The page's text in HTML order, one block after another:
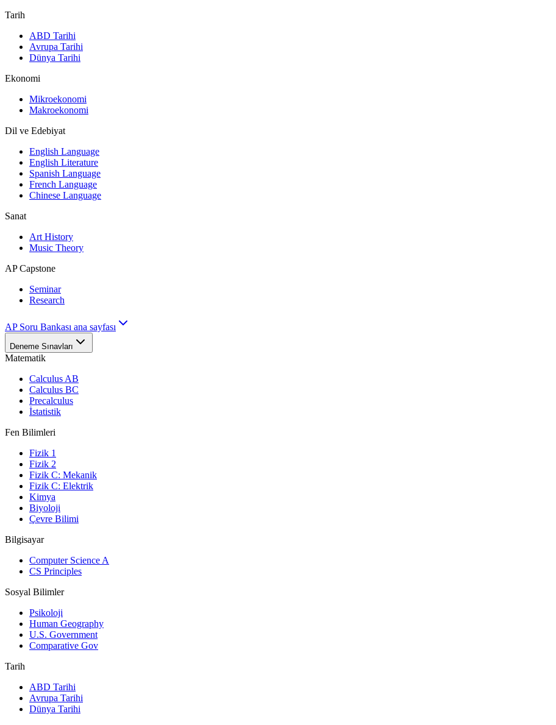
Tarih
ABD Tarihi
Avrupa Tarihi
Dünya Tarihi
Ekonomi
Mikroekonomi
Makroekonomi
Dil ve Edebiyat
English Language
English Literature
Spanish Language
French Language
Chinese Language
Sanat
Art History
Music Theory
AP Capstone
Seminar
Research
AP Soru Bankası ana sayfası
Deneme Sınavları
Matematik
Calculus AB
Calculus BC
Precalculus
İstatistik
Fen Bilimleri
Fizik 1
Fizik 2
Fizik C: Mekanik
Fizik C: Elektrik
Kimya
Biyoloji
Çevre Bilimi
Bilgisayar
Computer Science A
CS Principles
Sosyal Bilimler
Psikoloji
Human Geography
U.S. Government
Comparative Gov
Tarih
ABD Tarihi
Avrupa Tarihi
Dünya Tarihi